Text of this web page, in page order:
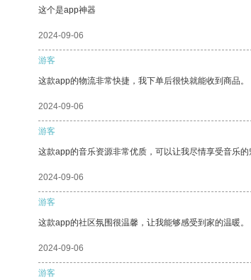
这个是app神器
2024-09-06
游客
这款app的物流非常快捷，我下单后很快就能收到商品。
2024-09-06
游客
这款app的音乐资源非常优质，可以让我尽情享受音乐的
2024-09-06
游客
这款app的社区氛围很温馨，让我能够感受到家的温暖。
2024-09-06
游客